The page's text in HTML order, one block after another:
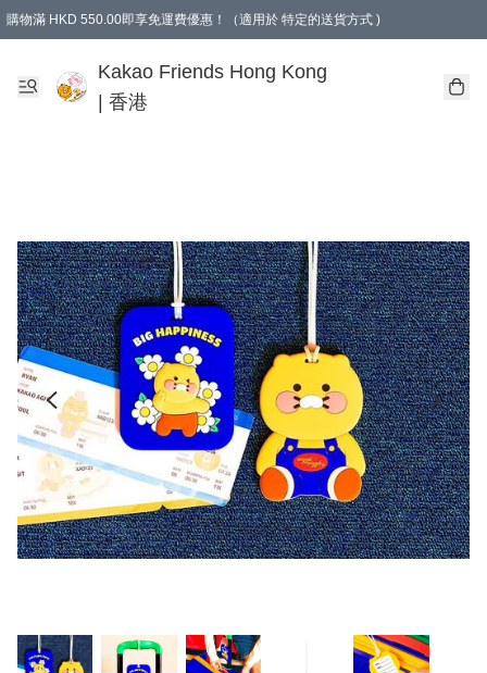
購物滿 HKD 550.00即享免運費優惠！（適用於 特定的送貨方式 )
Kakao Friends Hong Kong
| 香港